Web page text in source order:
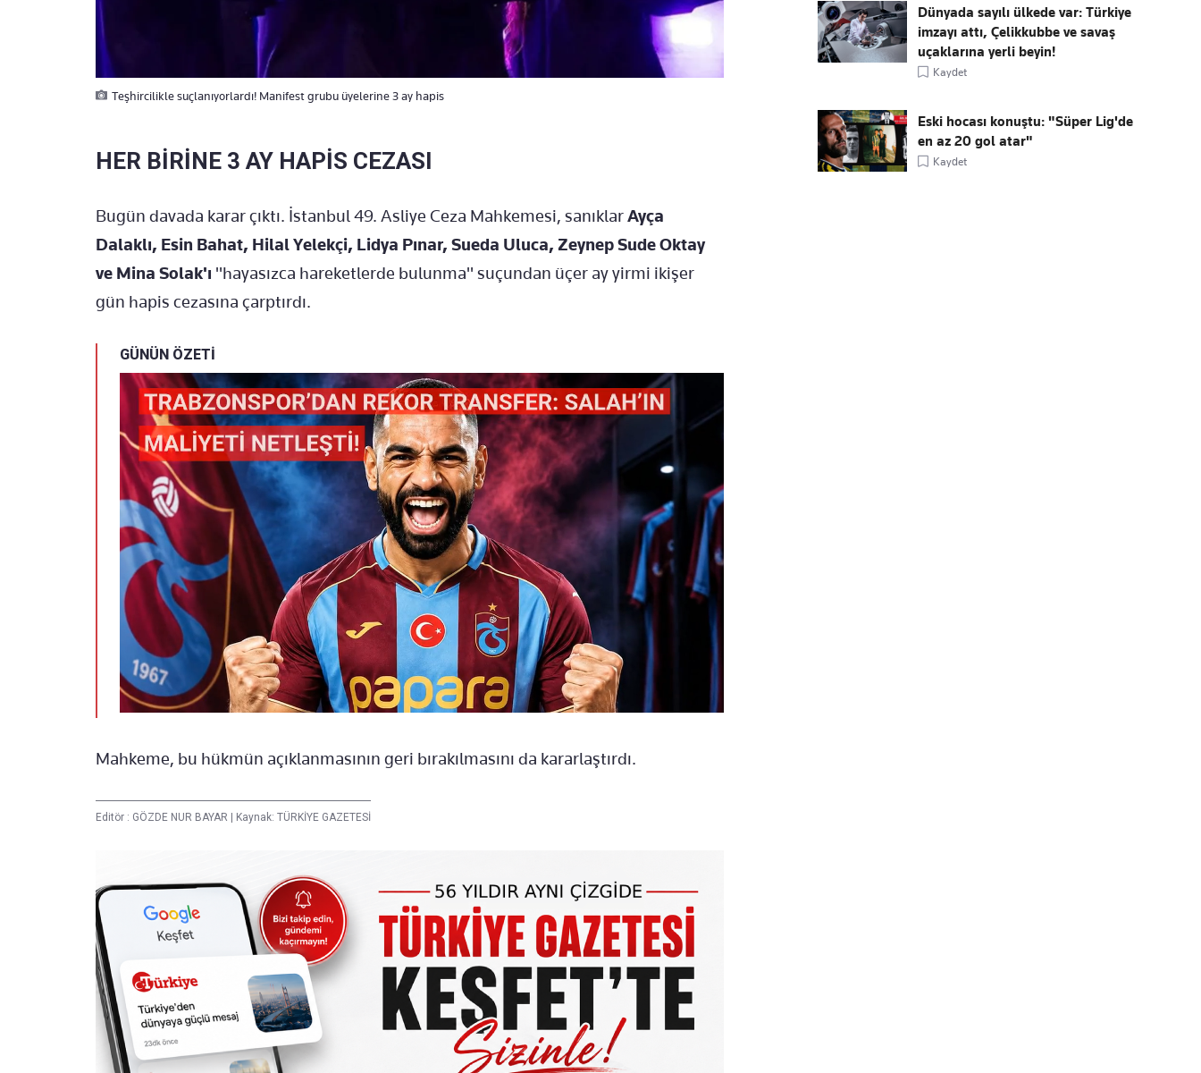
Teşhircilikle suçlanıyorlardı! Manifest grubu üyelerine 3 ay hapis
HER BİRİNE 3 AY HAPİS CEZASI
Bugün davada karar çıktı. İstanbul 49. Asliye Ceza Mahkemesi, sanıklarAyça
Dalaklı, Esin Bahat, Hilal Yelekçi, Lidya Pınar, Sueda Uluca, Zeynep Sude Oktay
ve Mina Solak'ı "hayasızca hareketlerde bulunma" suçundan üçer ay yirmi ikişer
gün hapis cezasına çarptırdı.
GÜNÜN ÖZETİ
Mahkeme, bu hükmün açıklanmasının geri bırakılmasını da kararlaştırdı.
Editör : GÖZDE NUR BAYAR | Kaynak: TÜRKİYE GAZETESİ
Dünyada sayılı ülkede var: Türkiye
imzayı attı, Çelikkubbe ve savaş
uçaklarına yerli beyin!
Kaydet
Eski hocası konuştu: "Süper Lig'de
en az 20 gol atar"
Kaydet